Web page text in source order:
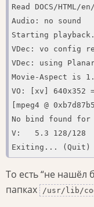
Read DOCS/HTML/
Audio: no sound
Starting
VDec: vo config
VDec: using
Movie-Aspect is
VO: [xv] 640x352
[mpeg4 @
No bind found for
V:   5.3 128/128
Exiting... (Quit)
То есть “не нашёл
папках
/usr/lib/